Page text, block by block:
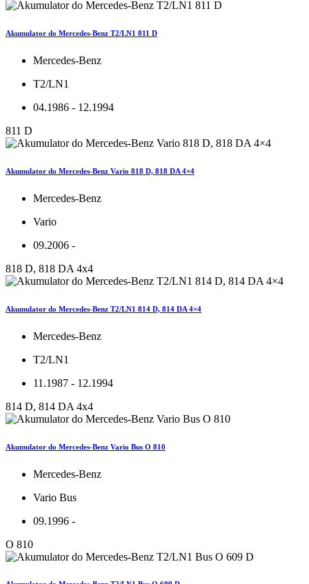
Akumulator do Mercedes-Benz T2/LN1 811 D
Mercedes-Benz
T2/LN1
04.1986 - 12.1994
811 D
Akumulator do Mercedes-Benz Vario 818 D, 818 DA 4×4
Mercedes-Benz
Vario
09.2006 -
818 D, 818 DA 4x4
Akumulator do Mercedes-Benz T2/LN1 814 D, 814 DA 4×4
Mercedes-Benz
T2/LN1
11.1987 - 12.1994
814 D, 814 DA 4x4
Akumulator do Mercedes-Benz Vario Bus O 810
Mercedes-Benz
Vario Bus
09.1996 -
O 810